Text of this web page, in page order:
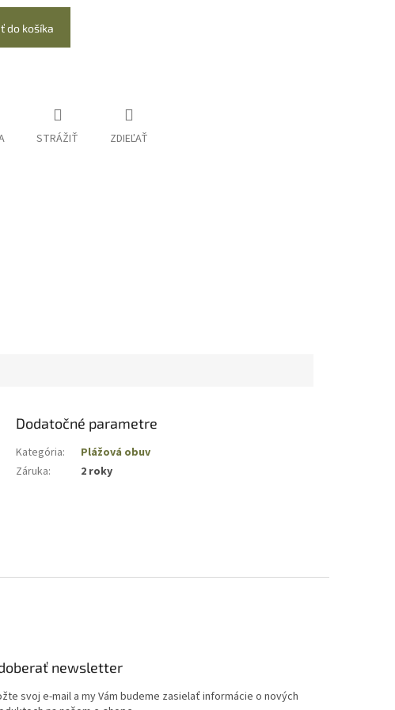
do košíka
STRÁŽIŤ ZDIEĽAŤ
Dodatočné parametre
Kategória:
Plážová obuv
Záruka: 2 roky
newsletter
svoj e-mail a my Vám budeme zasielať informácie o nových